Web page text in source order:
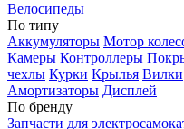
Велосипеды
По типу
Аккумуляторы Мотор
Камеры Контроллеры
чехлы Курки Крылья Вилки
Амортизаторы Дисплей
По бренду
Запчасти для